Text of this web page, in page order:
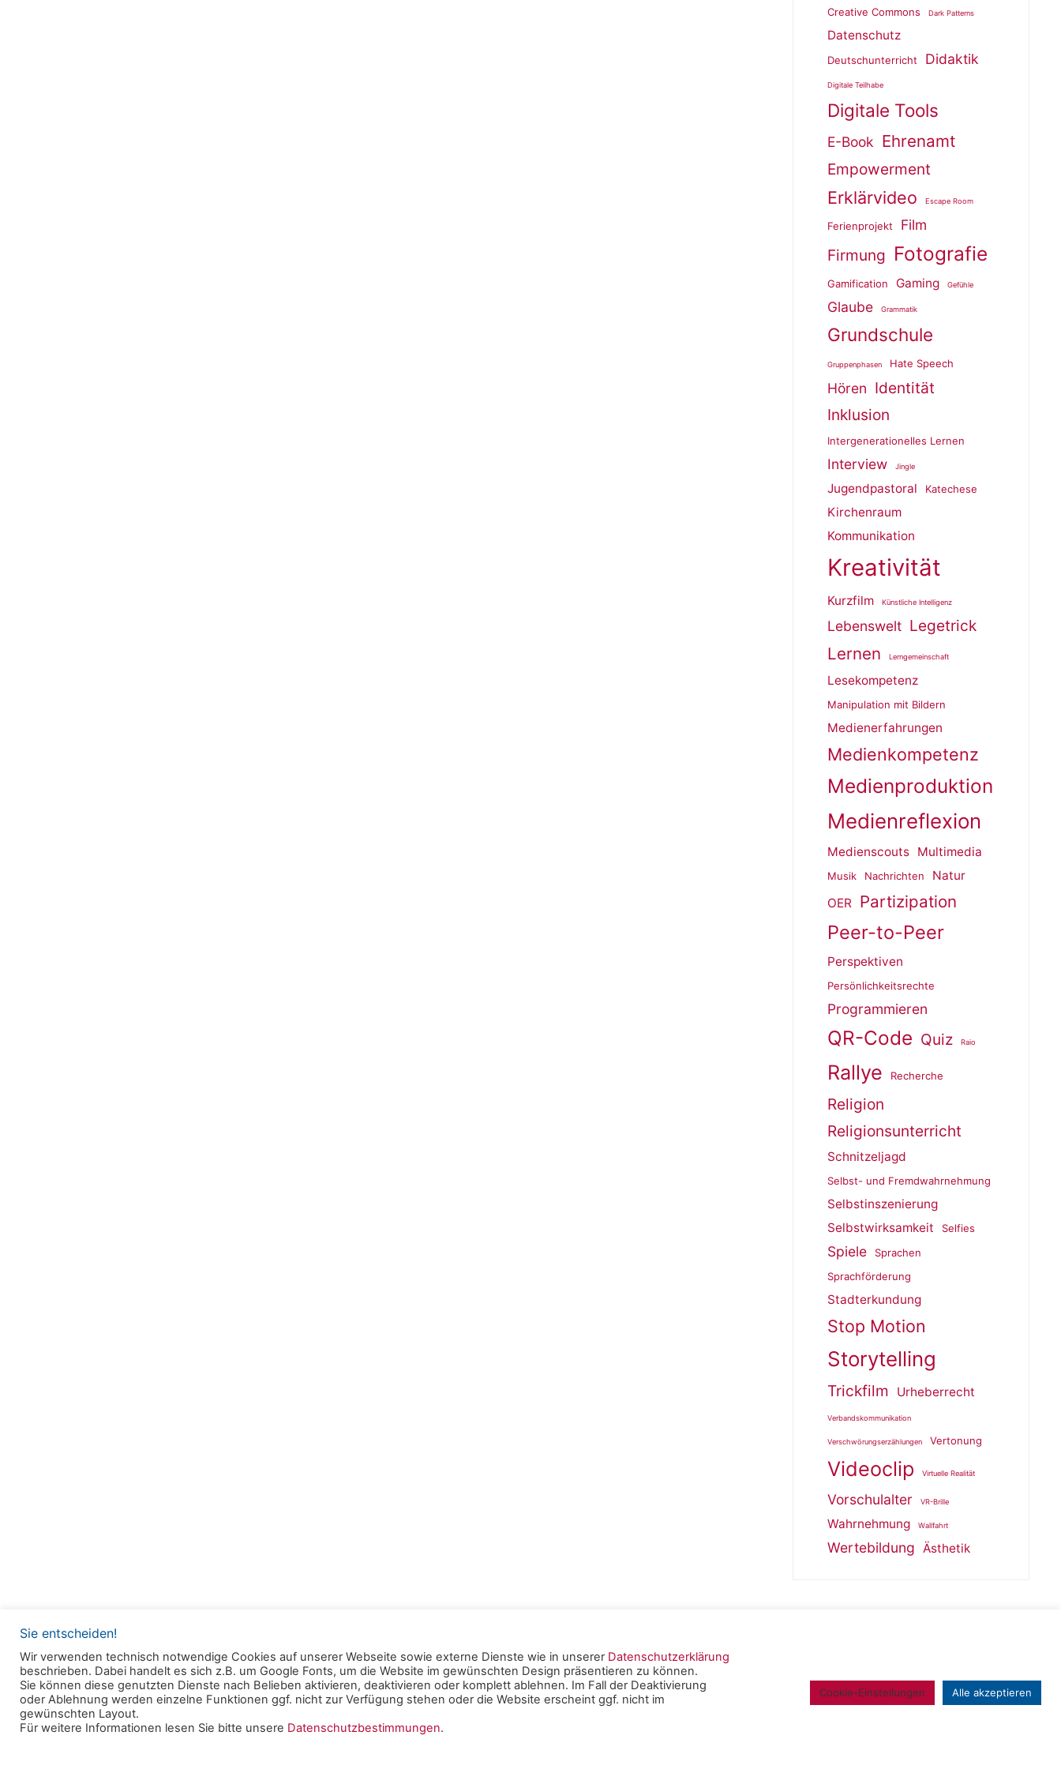
Creative Commons Dark Patterns
Datenschutz
Deutschunterricht Didaktik
Digitale Teilhabe
Digitale Tools
E-Book Ehrenamt
Empowerment
Erklärvideo Escape Room
Ferienprojekt Film
Firmung Fotografie
Gamification Gaming Gefühle
Glaube Grammatik
Grundschule
Gruppenphasen Hate Speech
Hören Identität
Inklusion
Intergenerationelles Lernen
Interview Jingle
Jugendpastoral Katechese
Kirchenraum
Kommunikation
Kreativität
Kurzfilm Künstliche Intelligenz
Lebenswelt Legetrick
Lernen Lerngemeinschaft
Lesekompetenz
Manipulation mit Bildern
Medienerfahrungen
Medienkompetenz
Medienproduktion
Medienreflexion
Medienscouts Multimedia
Musik Nachrichten
Natur
OER
Partizipation
Peer-to-Peer
Perspektiven
Persönlichkeitsrechte
Programmieren
QR-Code Quiz Raio
Rallye Recherche
Religion
Religionsunterricht
Schnitzeljagd
Selbst- und Fremdwahrnehmung
Selbstinszenierung
Selbstwirksamkeit
Selfies
Spiele
Sprachen
Sprachförderung
Stadterkundung
Stop Motion
Storytelling
Trickfilm Urheberrecht
Verbandskommunikation
Verschwörungserzählungen Vertonung
Videoclip Virtuelle Realität
Vorschulalter VR-Brille
Wahrnehmung Wallfahrt
Wertebildung Ästhetik
Powered byRoseta &WordPress.
© 2025 Clearingstelle Medienkompetenz der Deutschen
Bischofskonferenz an der Katholischen Hochschule Mainz -Impressum|
Datenschutzerklärung
Sie entscheiden!
Wir verwenden technisch notwendige Cookies auf unserer Webseite sowie externe Dienste wie in unserer Datenschutzerklärung
beschrieben. Dabei handelt es sich z.B. um Google Fonts, um die Website im gewünschten Design präsentieren zu können.
Sie können diese genutzten Dienste nach Belieben aktivieren, deaktivieren oder komplett ablehnen. Im Fall der Deaktivierung
oder Ablehnung werden einzelne Funktionen ggf. nicht zur Verfügung stehen oder die Website erscheint ggf. nicht im
gewünschten Layout.
Für weitere Informationen lesen Sie bitte unsere Datenschutzbestimmungen.
Cookie-Einstellungen Alle akzeptieren